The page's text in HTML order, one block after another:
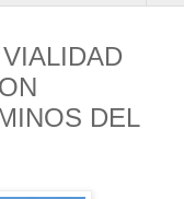
DEL